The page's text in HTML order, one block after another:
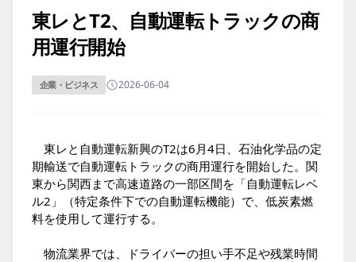
東レとT2、自動運転トラックの商
用運行開始
企業・ビジネス 2026-06-04
東レと自動運転新興のT2は6月4日、石油化学品の定
期輸送で自動運転トラックの商用運行を開始した。関
東から関西まで高速道路の一部区間を「自動運転レベ
ル2」（特定条件下での自動運転機能）で、低炭素燃
料を使用して運行する。
物流業界では、ドライバーの担い手不足や残業時間